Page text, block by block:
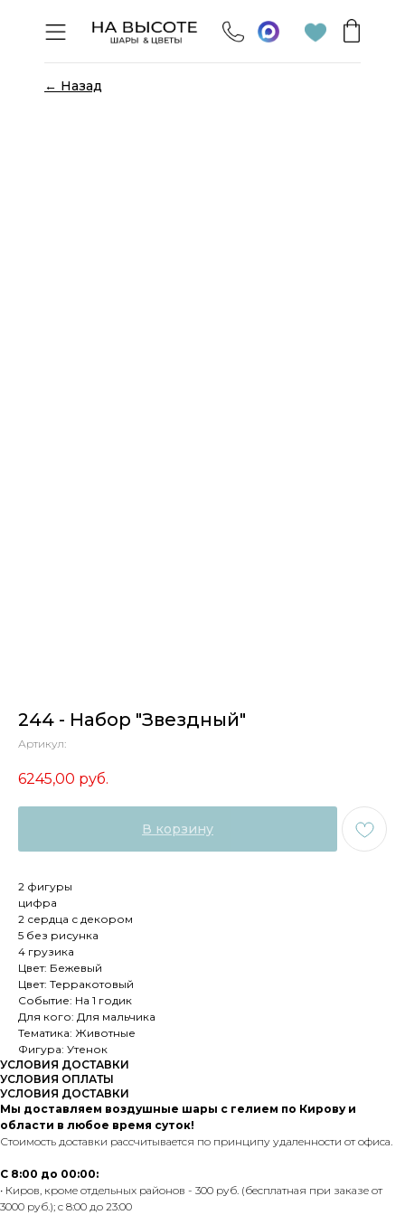
← Назад
244 - Набор "Звездный"
Артикул:
6245,00 руб.
В корзину
2 фигуры
цифра
2 сердца с декором
5 без рисунка
4 грузика
Цвет: Бежевый
Цвет: Терракотовый
Событие: На 1 годик
Для кого: Для мальчика
Тематика: Животные
Фигура: Утенок
УСЛОВИЯ ДОСТАВКИ
УСЛОВИЯ ОПЛАТЫ
УСЛОВИЯ ДОСТАВКИ
Мы доставляем воздушные шары с гелием по Кирову и
области в любое время суток!
Стоимость доставки рассчитывается по принципу удаленности от офиса.
С 8:00 до 00:00:
• Киров, кроме отдельных районов - 300 руб. (бесплатная при заказе от
3000 руб.); с 8:00 до 23:00